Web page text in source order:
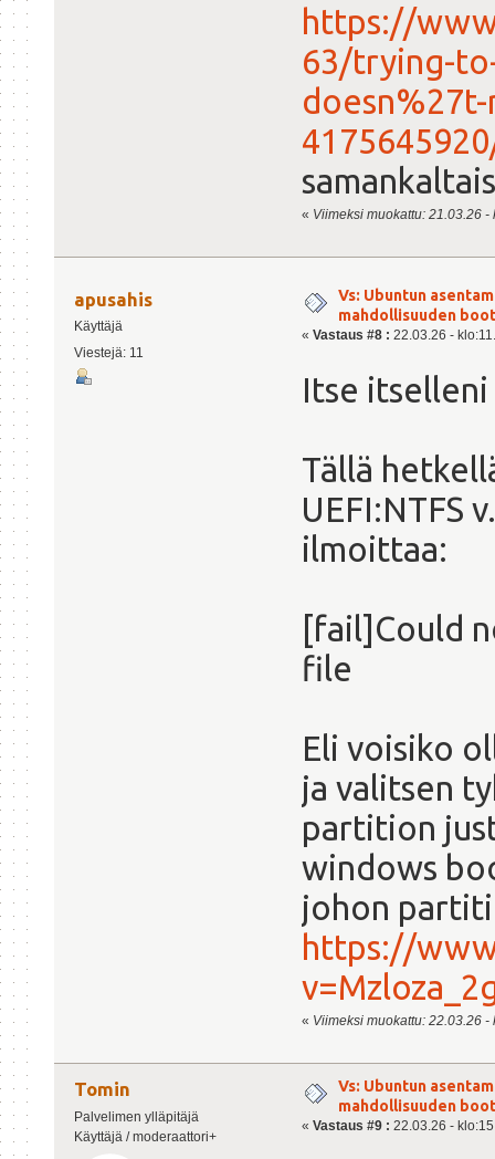
https://
63/trying-
« Viimeksi muokattu: 21.03.26
apusahis
Käyttäjä
Viestejä: 11
Vs: Ubuntun
mahdollisuuden
« Vastaus #8 : 22.03.26 -
Itse
Tällä
UEFI:NTFS
ilmoittaa:
[fail]Could
file
Eli voisiko
ja valitsen
partition
windows
johon
https://
« Viimeksi muokattu: 22.03.26
Tomin
Palvelimen ylläpitäjä
Käyttäjä / moderaattori+
Vs: Ubuntun
mahdollisuuden
« Vastaus #9 : 22.03.26 -